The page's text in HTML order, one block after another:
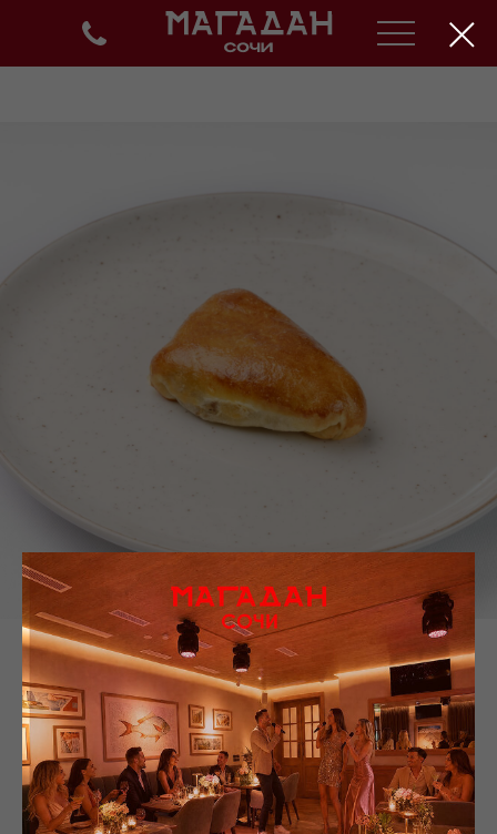
Пирожки с тунцом и яйцом
SKU:
190,00 р.
Состав: мука пшеничная, молоко, сахар, дрожжи, соль, тунец конс., яйцо куриное,
лук зеленый, специи, масло растительное.
Белки, гр: 7,57